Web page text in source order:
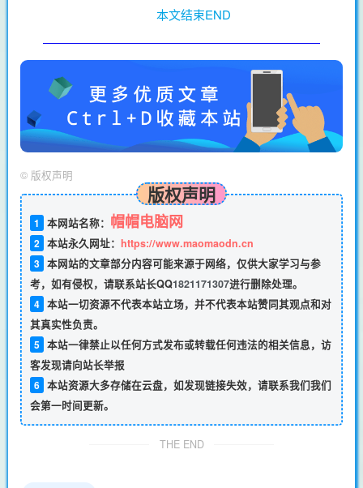
本文结束END
© 版权声明
版权声明
1 本网站名称： 帽帽电脑网
2 本站永久网址： https://www.maomaodn.cn
3 本网站的文章部分内容可能来源于网络，仅供大家学习与参
考，如有侵权，请联系站长QQ1821171307进行删除处理。
4 本站一切资源不代表本站立场，并不代表本站赞同其观点和对
其真实性负责。
5 本站一律禁止以任何方式发布或转载任何违法的相关信息，访
客发现请向站长举报
6 本站资源大多存储在云盘，如发现链接失效，请联系我们我们
会第一时间更新。
THE END